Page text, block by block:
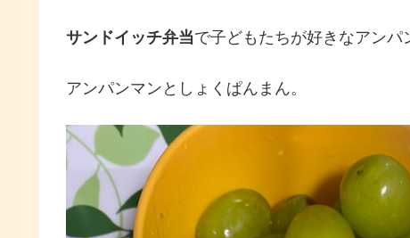
サンドイッチ弁当で子どもたちが好きなアンパ
アンパンマンとしょくぱんまん。